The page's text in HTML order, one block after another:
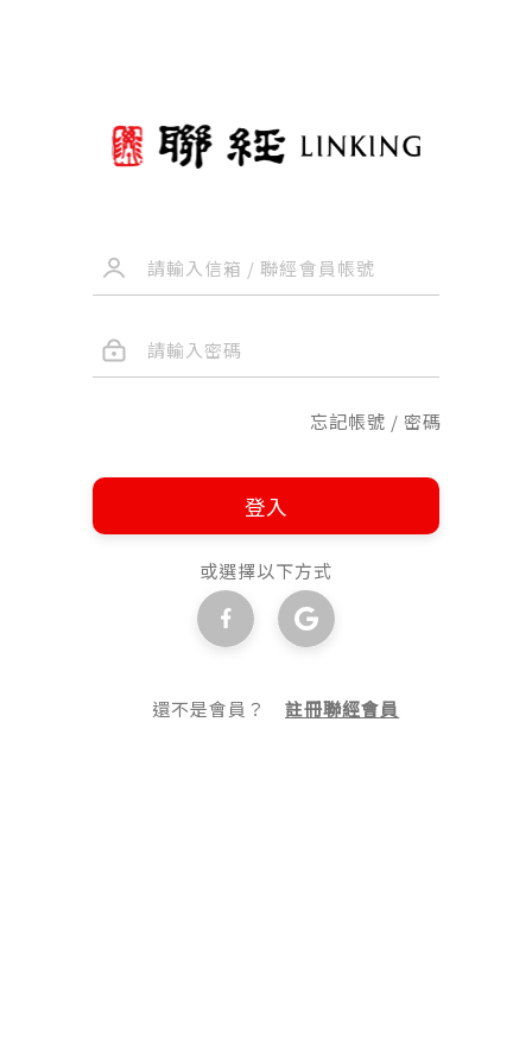
忘記帳號 / 密碼
登入
或選擇以下方式
還不是會員？註冊聯經會員